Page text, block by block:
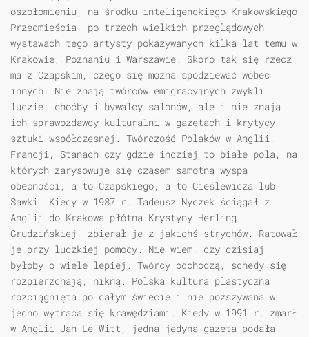
oszołomieniu, na środku inteligenckiego Krakowskiego
Przedmieścia, po trzech wielkich przeglądowych
wystawach tego artysty pokazywanych kilka lat temu w
Krakowie, Poznaniu i Warszawie. Skoro tak się rzecz
ma z Czapskim, czego się można spodziewać wobec
innych. Nie znają twórców emigracyjnych zwykli
ludzie, choćby i bywalcy salonów, ale i nie znają
ich sprawozdawcy kulturalni w gazetach i krytycy
sztuki współczesnej. Twórczość Polaków w Anglii,
Francji, Stanach czy gdzie indziej to białe pola, na
których zarysowuje się czasem samotna wyspa
obecności, a to Czapskiego, a to Cieślewicza lub
Sawki. Kiedy w 1987 r. Tadeusz Nyczek ściągał z
Anglii do Krakowa płótna Krystyny Herling--
Grudzińskiej, zbierał je z jakichś strychów. Ratował
je przy ludzkiej pomocy. Nie wiem, czy dzisiaj
byłoby o wiele lepiej. Twórcy odchodzą, schedy się
rozpierzchają, nikną. Polska kultura plastyczna
rozciągnięta po całym świecie i nie pozszywana w
jedno wytraca się krawędziami. Kiedy w 1991 r. zmarł
w Anglii Jan Le Witt, jedna jedyna gazeta podała